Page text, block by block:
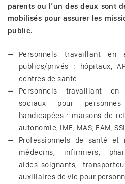
parents ou l’un des deux sont
mobilisés pour assurer les
public.
Personnels travaillant en
publics/privés : hôpitaux,
centres de santé…
Personnels travaillant en
sociaux pour
handicapées : maisons de
autonomie, IME, MAS, FAM,
Professionnels de santé
médecins, infirmiers,
aides-soignants,
auxiliaires de vie pour